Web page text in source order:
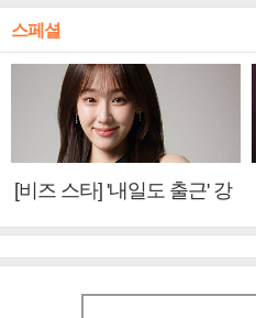
스페셜
[비즈 스타] '내일도 출근' 강